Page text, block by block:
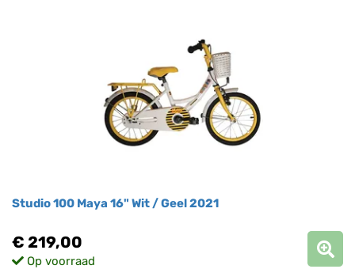
Studio 100 Maya 16" Wit / Geel 2021
€ 219,00
Op voorraad